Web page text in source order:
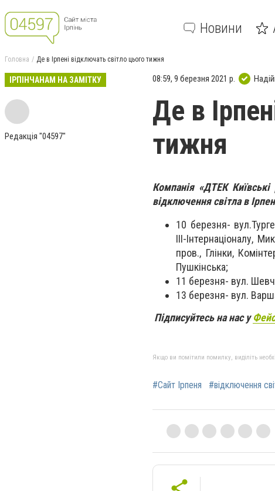
Новини
Головна Де в Ірпені відключать світло цього тижня
ІРПІНЧАНАМ НА ЗАМІТКУ
Редакція "04597"
08:59, 9 березня 2021 р.
Де в
тижня
Компанія «ДТЕК
відключення світла в
10 березня- вул.
ІІІ-Інтернаціоналу,
пров., Глінки,
Пушкінська;
11 березня- вул.
13 березня- вул.
Підписуйтесь на нас у
Якщо ви помітили помилку, виділіть
#Сайт Ірпеня #відключення